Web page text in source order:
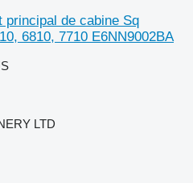
principal de cabine Sq
6810, 7710 E6NN9002BA
LTD